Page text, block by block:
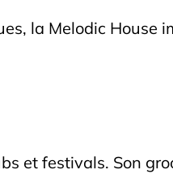
la Melodic House
et festivals. Son